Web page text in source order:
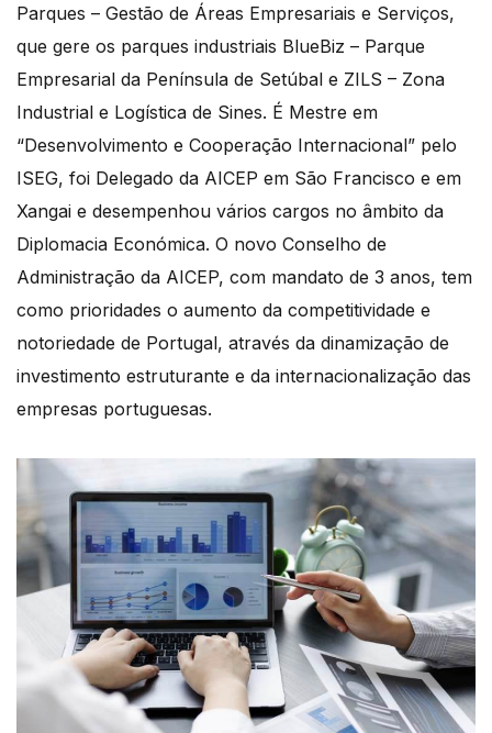
Parques – Gestão de Áreas Empresariais e Serviços,
que gere os parques industriais BlueBiz – Parque
Empresarial da Península de Setúbal e ZILS – Zona
Industrial e Logística de Sines. É Mestre em
“Desenvolvimento e Cooperação Internacional” pelo
ISEG, foi Delegado da AICEP em São Francisco e em
Xangai e desempenhou vários cargos no âmbito da
Diplomacia Económica. O novo Conselho de
Administração da AICEP, com mandato de 3 anos, tem
como prioridades o aumento da competitividade e
notoriedade de Portugal, através da dinamização de
investimento estruturante e da internacionalização das
empresas portuguesas.